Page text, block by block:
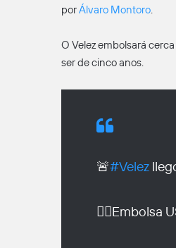
porÁlvaro Montoro.
O Velez embolsará
ser de cinco anos.
🚨#Velez